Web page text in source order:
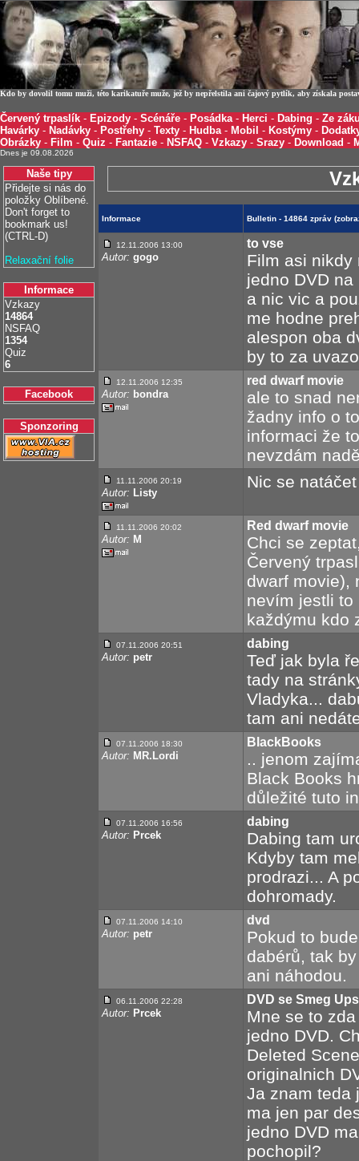
Kdo by dovolil tomu muži, této karikatuře muže, jež by nepřelstila ani čajový pytlík, aby získala
Červený trpaslík - Epizody - Scénáře - Posádka- Herci - Dabing - Ze
Havárky - Nadávky - Postřehy - Texty - Hudba- Mobil - Kostýmy -
Obrázky - Film - Quiz - Fantazie - NSFAQ - Vzkazy - Srazy - Download -
Dnes je 09.08.2026
Naše tipy
Přidejte si nás do
položky Oblíbené.
Don't forget to
bookmark us!
(CTRL-D)
Relaxační folie
Informace
Vzkazy
14864
NSFAQ
1354
Quiz
6
Facebook
Sponzoring
Informace Bulletin - 14864 zpráv
12.11.2006 13:00
Autor: gogo
to vse
Film asi nikdy
jedno DVD
a nic vic a
me hodne
alespon oba
by to za
12.11.2006 12:35
Autor: bondra
red dwarf movie
ale to snad
žadny info o
informaci že
nevzdám
11.11.2006 20:19
Autor: Listy
Nic se
11.11.2006 20:02
Autor: M
Red dwarf movie
Chci se
Červený
dwarf movie),
nevím jestli to
každýmu kdo
07.11.2006 20:51
Autor: petr
dabing
Teď jak byla
tady na
Vladyka...
tam ani
07.11.2006 18:30
Autor: MR.Lordi
BlackBooks
.. jenom
Black Books
důležité tuto
07.11.2006 16:56
Autor: Prcek
dabing
Dabing tam
Kdyby tam
prodrazi... A
dohromady.
07.11.2006 14:10
Autor: petr
dvd
Pokud to
dabérů, tak
ani náhodou.
06.11.2006 22:28
Autor: Prcek
DVD se Smeg
Mne se to
jedno DVD.
Deleted
originalnich
Ja znam teda
ma jen par
jedno DVD
pochopil?